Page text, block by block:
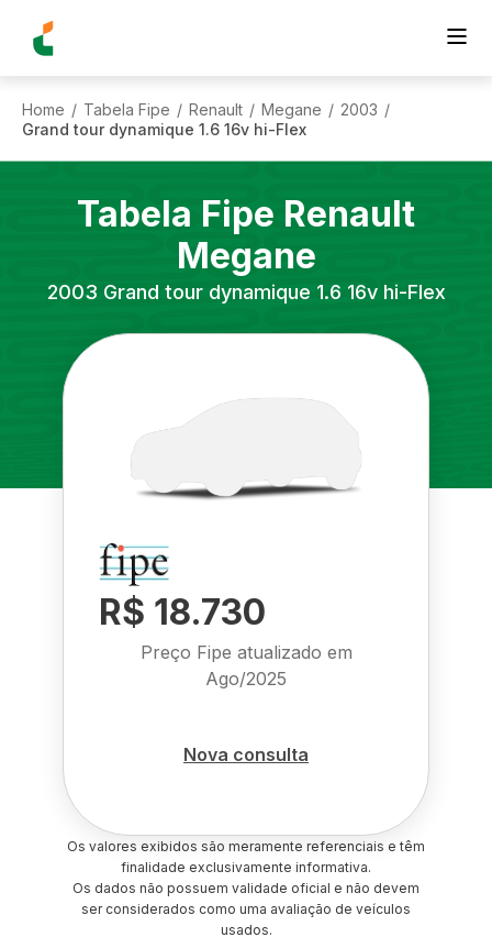
Home / Tabela Fipe / Renault / Megane / 2003 /
Grand tour dynamique 1.6 16v hi-Flex
Tabela Fipe Renault
Megane
2003 Grand tour dynamique 1.6 16v hi-Flex
R$ 18.730
Preço Fipe atualizado em
Ago/2025
Nova consulta
Os valores exibidos são meramente referenciais e têm
finalidade exclusivamente informativa.
Os dados não possuem validade oficial e não devem
ser considerados como uma avaliação de veículos
usados.